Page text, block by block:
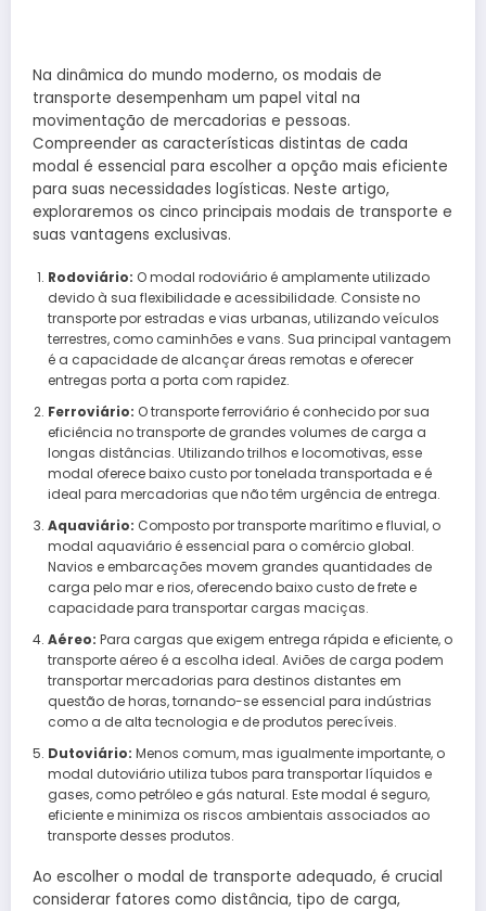
Na dinâmica do mundo moderno, os modais de
transporte desempenham um papel vital na
movimentação de mercadorias e pessoas.
Compreender as características distintas de cada
modal é essencial para escolher a opção mais eficiente
para suas necessidades logísticas. Neste artigo,
exploraremos os cinco principais modais de transporte e
suas vantagens exclusivas.
Rodoviário: O modal rodoviário é amplamente utilizado
devido à sua flexibilidade e acessibilidade. Consiste no
transporte por estradas e vias urbanas, utilizando veículos
terrestres, como caminhões e vans. Sua principal vantagem
é a capacidade de alcançar áreas remotas e oferecer
entregas porta a porta com rapidez.
Ferroviário: O transporte ferroviário é conhecido por sua
eficiência no transporte de grandes volumes de carga a
longas distâncias. Utilizando trilhos e locomotivas, esse
modal oferece baixo custo por tonelada transportada e é
ideal para mercadorias que não têm urgência de entrega.
Aquaviário: Composto por transporte marítimo e fluvial, o
modal aquaviário é essencial para o comércio global.
Navios e embarcações movem grandes quantidades de
carga pelo mar e rios, oferecendo baixo custo de frete e
capacidade para transportar cargas maciças.
Aéreo: Para cargas que exigem entrega rápida e eficiente, o
transporte aéreo é a escolha ideal. Aviões de carga podem
transportar mercadorias para destinos distantes em
questão de horas, tornando-se essencial para indústrias
como a de alta tecnologia e de produtos perecíveis.
Dutoviário: Menos comum, mas igualmente importante, o
modal dutoviário utiliza tubos para transportar líquidos e
gases, como petróleo e gás natural. Este modal é seguro,
eficiente e minimiza os riscos ambientais associados ao
transporte desses produtos.
Ao escolher o modal de transporte adequado, é crucial
considerar fatores como distância, tipo de carga,